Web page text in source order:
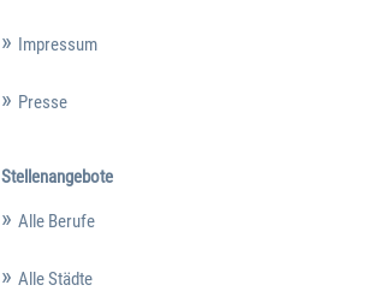
Impressum
Presse
Stellenangebote
Alle Berufe
Alle Städte